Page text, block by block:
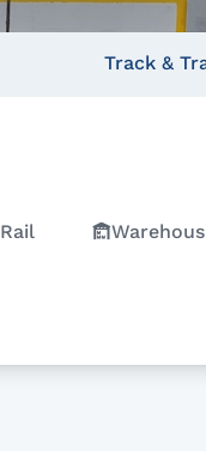
Rail
Track &